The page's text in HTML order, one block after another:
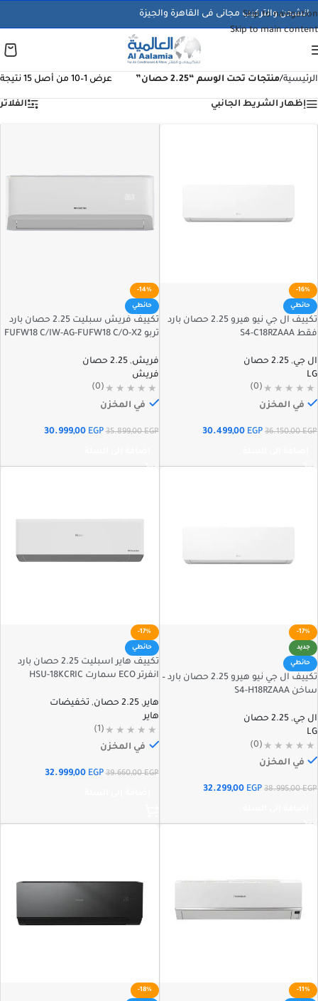
Skip to navigation
Skip to main content
الشحن والتركيب مجانى فى القاهرة والجيزة
الرئيسية/منتجات تحت الوسم “2.25 حصان” عرض 1–10 من أصل 15 نتيجة
إظهار الشريط الجانبي الفلاتر
-16%
حائطي
تكييف ال جي نيو هيرو 2.25 حصان بارد
فقط S4-C18RZAAA
ال جي, 2.25 حصان
LG
(0)
في المخزن
36.150,00EGP
30.499,00 EGP
-14%
حائطي
تكييف فريش سبليت 2.25 حصان بارد
تربو FUFW18 C/IW-AG-FUFW18 C/O-X2
فريش, 2.25 حصان
فريش
(0)
في المخزن
35.899,00EGP
30.999,00 EGP
-17%
جديد
حائطي
تكييف ال جي نيو هيرو 2.25 حصان بارد –
ساخن S4-H18RZAAA
ال جي, 2.25 حصان
LG
(0)
في المخزن
38.995,00EGP
32.299,00 EGP
-17%
حائطي
تكييف هاير اسبليت 2.25 حصان بارد
انفرتر ECO سمارت HSU-18KCRIC
هاير, 2.25 حصان , تخفيضات
هاير
(1)
في المخزن
39.660,00EGP
32.999,00 EGP
-11%
-18%